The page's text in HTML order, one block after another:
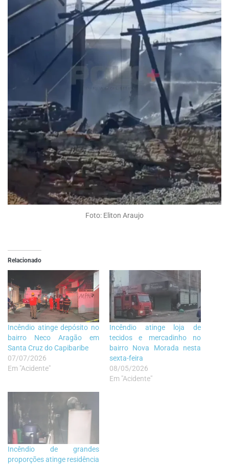
Foto: Eliton Araujo
Relacionado
Incêndio atinge depósito no
bairro Neco Aragão em
Santa Cruz do Capibaribe
07/07/2026
Em "Acidente"
Incêndio atinge loja de
tecidos e mercadinho no
bairro Nova Morada nesta
sexta-feira
08/05/2026
Em "Acidente"
Incêndio de grandes
proporções atinge residência